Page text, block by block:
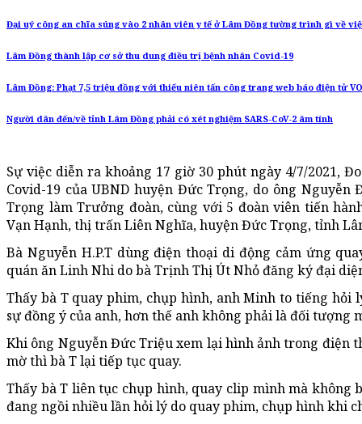
Đại uý công an chĩa súng vào 2 nhân viên y tế ở Lâm Đồng tường trình gì về
Lâm Đồng thành lập cơ sở thu dung điều trị bệnh nhân Covid-19
Lâm Đồng: Phạt 7,5 triệu đồng với thiếu niên tấn công trang web báo điện tử
Người dân đến/về tỉnh Lâm Đồng phải có xét nghiệm SARS-CoV-2 âm tính
Sự việc diễn ra khoảng 17 giờ 30 phút ngày 4/7/2021,
Covid-19 của UBND huyện Đức Trọng, do ông
Trọng làm Trưởng đoàn, cùng với 5 đoàn viên tiến
Vạn Hạnh, thị trấn Liên Nghĩa, huyện Đức Trọng, tỉnh
Bà Nguyễn H.P.T dùng điện thoại di động cảm ứng
quán ăn Linh Nhi do bà Trịnh Thị Út Nhỏ đăng ký đại
Thấy bà T quay phim, chụp hình, anh Minh to tiếng
sự đồng ý của anh, hơn thế anh không phải là đối tượng
Khi ông Nguyễn Đức Triệu xem lại hình ảnh trong điện
mờ thì bà T lại tiếp tục quay.
Thấy bà T liên tục chụp hình, quay clip mình mà không
đang ngồi nhiều lần hỏi lý do quay phim, chụp hình khi